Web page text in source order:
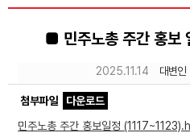
■ 민주노총 주간 홍
2025.11.14 대변인
첨부파일
다운로드
민주노총 주간 홍보일정
공지사항
성명·보도
노동상담
Sketchbook5,